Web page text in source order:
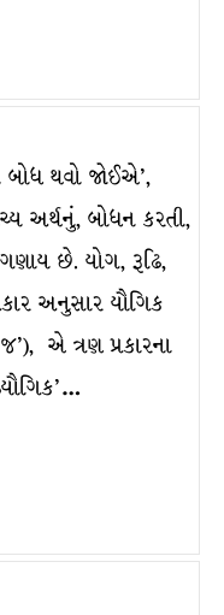
થવો જોઈએ’,
અર્થનું, બોધન કરતી,
છે. યોગ, રૂઢિ,
અનુસાર યૌગિક
એ ત્રણ પ્રકારના